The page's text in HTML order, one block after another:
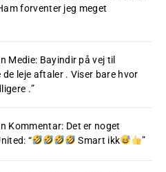
forventer jeg meget
Medie: Bayindir på vej til
de leje aftaler . Viser bare hvor
.”
Kommentar: Det er noget
: “ Smart ikk ”